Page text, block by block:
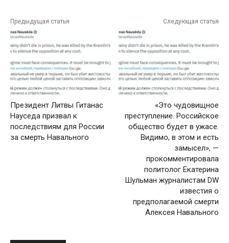
Предыдущая статья
Президент Литвы Гитанас
Науседа призвал к
последствиям для России
за смерть Навального
Следующая статья
«Это чудовищное
преступление. Российское
общество будет в ужасе.
Видимо, в этом и есть
замысел», —
прокомментировала
политолог Екатерина
Шульман журналистам DW
известия о
предполагаемой смерти
Алексея Навального